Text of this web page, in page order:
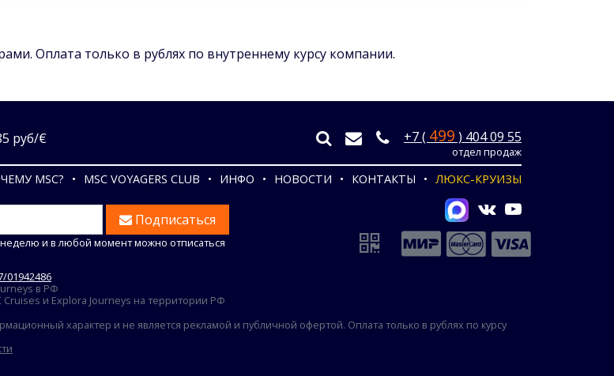
Оплата только в рублях по внутреннему курсу компании.
руб/€ +7 ( 499 ) 404 09 55
отдел продаж
MSC? MSC VOYAGERS CLUB ИНФО НОВОСТИ КОНТАКТЫ ЛЮКС-КРУИЗЫ
Подписаться
и в любой момент можно отписаться
01942486
в РФ
и Explora Journeys на территории РФ
характер и не является рекламой и публичной офертой. Оплата только в рублях по курсу